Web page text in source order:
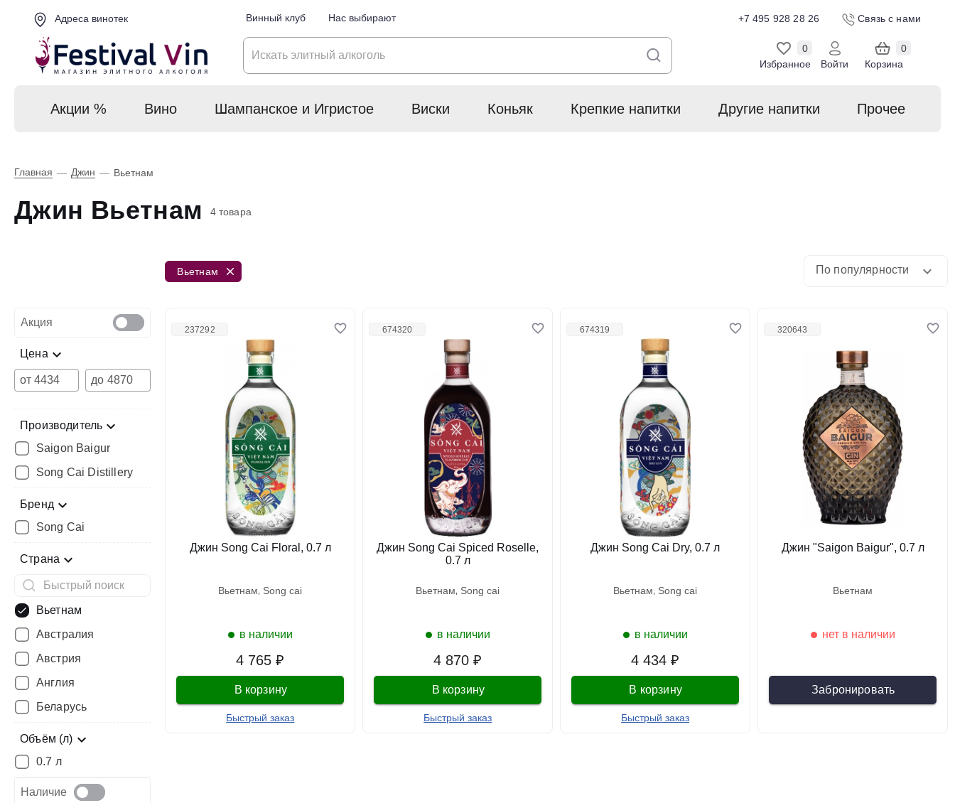
Адреса винотек Винный клуб Нас выбирают +7 495 928 28 26 Связь с нами
Избранное
0
Войти
Корзина
0
Акции % Вино Шампанское и Игристое Виски Коньяк Крепкие напитки Другие напитки Прочее
Главная — Джин — Вьетнам
Джин Вьетнам 4 товара
Акция
Цена
от до
Производитель
Saigon Baigur
Song Cai Distillery
Бренд
Song Cai
Страна
Вьетнам
Австралия
Австрия
Англия
Беларусь
Объём (л)
0.7 л
Наличие
Вьетнам По популярности
237292
4 765 ₽
Джин Song Cai Floral, 0.7 л
вьетнам song cai
В корзину
Быстрый заказ
в наличии
674320
4 870 ₽
Джин Song Cai Spiced Roselle,
0.7 л
вьетнам song cai
В корзину
Быстрый заказ
в наличии
674319
4 434 ₽
Джин Song Cai Dry, 0.7 л
вьетнам song cai
В корзину
Быстрый заказ
в наличии
320643
Джин "Saigon Baigur", 0.7 л
вьетнам
Забронировать
нет в наличии